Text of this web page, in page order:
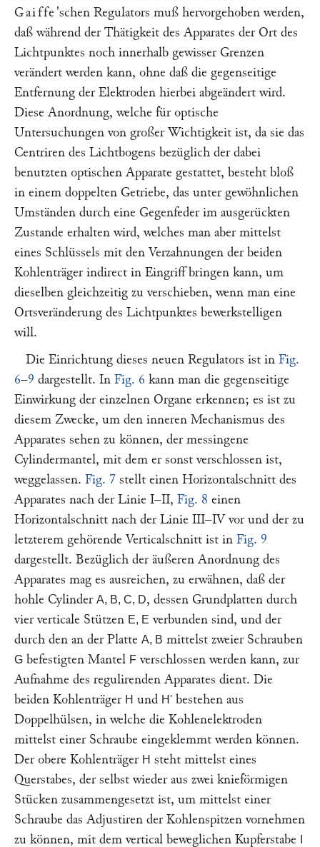
Gaiffe 'schen Regulators muß hervorgehoben werden,
daß während der Thätigkeit des Apparates der Ort des
Lichtpunktes noch innerhalb gewisser Grenzen
verändert werden kann, ohne daß die gegenseitige
Entfernung der Elektroden hierbei abgeändert wird.
Diese Anordnung, welche für optische
Untersuchungen von großer Wichtigkeit ist, da sie das
Centriren des Lichtbogens bezüglich der dabei
benutzten optischen Apparate gestattet, besteht bloß
in einem doppelten Getriebe, das unter gewöhnlichen
Umständen durch eine Gegenfeder im ausgerückten
Zustande erhalten wird, welches man aber mittelst
eines Schlüssels mit den Verzahnungen der beiden
Kohlenträger indirect in Eingriff bringen kann, um
dieselben gleichzeitig zu verschieben, wenn man eine
Ortsveränderung des Lichtpunktes bewerkstelligen
will.
Die Einrichtung dieses neuen Regulators ist in Fig.
6–9 dargestellt. In Fig. 6 kann man die gegenseitige
Einwirkung der einzelnen Organe erkennen; es ist zu
diesem Zwecke, um den inneren Mechanismus des
Apparates sehen zu können, der messingene
Cylindermantel, mit dem er sonst verschlossen ist,
weggelassen. Fig. 7 stellt einen Horizontalschnitt des
Apparates nach der Linie I–II, Fig. 8 einen
Horizontalschnitt nach der Linie III–IV vor und der zu
letzterem gehörende Verticalschnitt ist in Fig. 9
dargestellt. Bezüglich der äußeren Anordnung des
Apparates mag es ausreichen, zu erwähnen, daß der
hohle Cylinder A, B, C, D, dessen Grundplatten durch
vier verticale Stützen E, E verbunden sind, und der
durch den an der Platte A, B mittelst zweier Schrauben
G befestigten Mantel F verschlossen werden kann, zur
Aufnahme des regulirenden Apparates dient. Die
beiden Kohlenträger H und H' bestehen aus
Doppelhülsen, in welche die Kohlenelektroden
mittelst einer Schraube eingeklemmt werden können.
Der obere Kohlenträger H steht mittelst eines
Querstabes, der selbst wieder aus zwei knieförmigen
Stücken zusammengesetzt ist, um mittelst einer
Schraube das Adjustiren der Kohlenspitzen vornehmen
zu können, mit dem vertical beweglichen Kupferstabe